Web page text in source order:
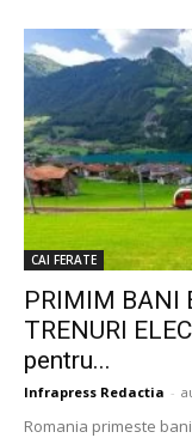
CAI FERATE
PRIMIM BANI
TRENURI
pentru...
Infrapress Redactia -
Romania primeste